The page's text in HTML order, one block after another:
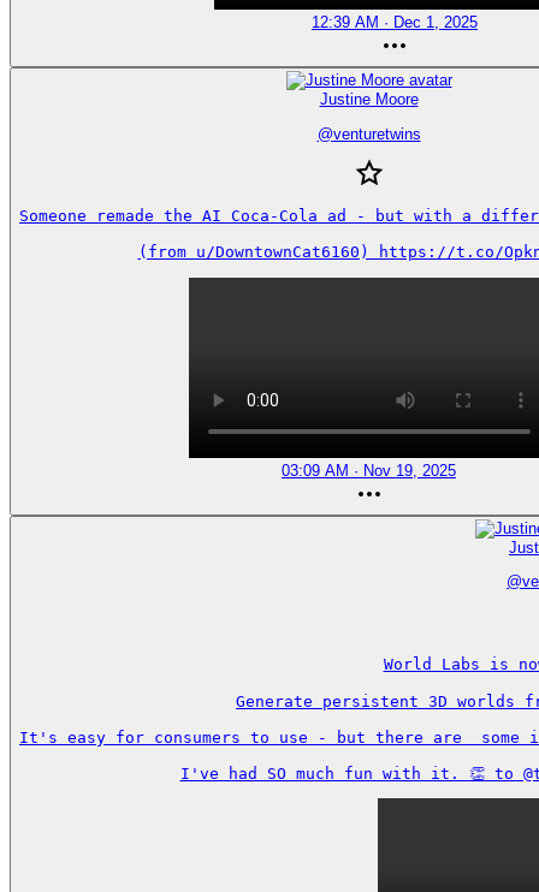
12:39 AM · Dec 1, 2025
Justine Moore
@venturetwins
Someone remade the AI Coca-Cola ad - but with a
(from u/DowntownCat6160) https://t.co/
03:09 AM · Nov 19, 2025
@
World Labs is
Generate persistent 3D worlds
It's easy for consumers to use - but there are  some
I've had SO much fun with it. 👏 to